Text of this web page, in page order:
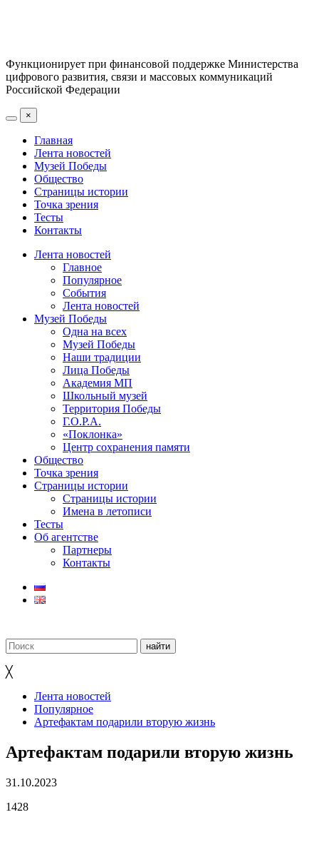
Функционирует при финансовой поддержке Министерства
цифрового развития, связи и массовых коммуникаций
Российской Федерации
×
Главная
Лента новостей
Музей Победы
Общество
Страницы истории
Точка зрения
Тесты
Контакты
Лента новостей
Главное
Популярное
События
Лента новостей
Музей Победы
Одна на всех
Музей Победы
Наши традиции
Лица Победы
Академия МП
Школьный музей
Территория Победы
Г.О.Р.А.
«Поклонка»
Центр сохранения памяти
Общество
Точка зрения
Страницы истории
Страницы истории
Имена в летописи
Тесты
Об агентстве
Партнеры
Контакты
╳
Лента новостей
Популярное
Артефактам подарили вторую жизнь
Артефактам подарили вторую жизнь
31.10.2023
1428